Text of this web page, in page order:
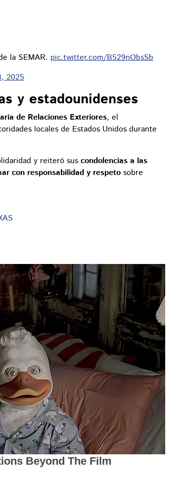
la SEMAR. pic.twitter.com/B529nObsSb
2025
y estadounidenses
de Relaciones Exteriores, el
locales de Estados Unidos durante
y reiteró sus condolencias a las
con responsabilidad y respeto sobre